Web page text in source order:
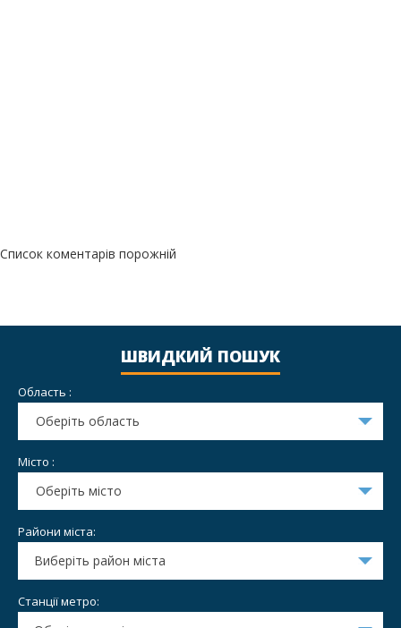
Список коментарів порожній
ШВИДКИЙ ПОШУК
Область :
Оберіть область
Місто :
Оберіть місто
Райони міста:
Виберіть район міста
Станції метро: